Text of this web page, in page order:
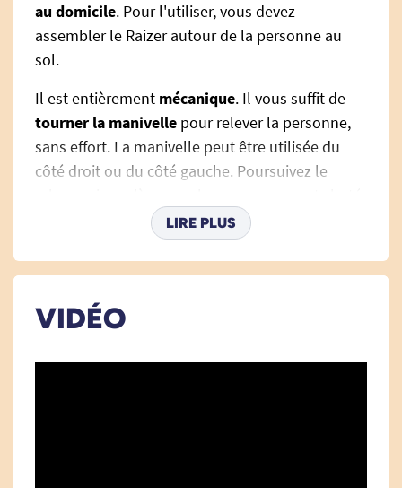
au domicile. Pour l'utiliser, vous devez
assembler le Raizer autour de la personne au
sol.
Il est entièrement mécanique. Il vous suffit de
tourner la manivelle pour relever la personne,
sans effort. La manivelle peut être utilisée du
côté droit ou du côté gauche. Poursuivez le
atteigne une position d'assise droite, les pieds
au sol. Doté d'uneassiseergonomique et
antidérapante, le siège Raizer vous assure un
Peu importe l'âge et la force de l'aidant, il vous
LIRE PLUS
VIDÉO